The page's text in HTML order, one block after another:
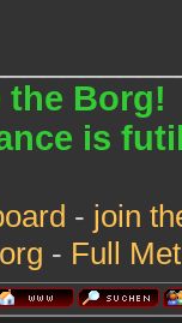
the Borg!
is
- join
- Full